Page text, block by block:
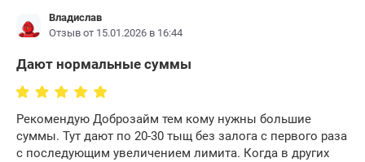
Владислав
Отзыв от 15.01.2026 в 16:44
Дают нормальные суммы
Рекомендую Доброзайм тем кому нужны большие
суммы. Тут дают по 20-30 тыщ без залога с первого раза
с последующим увеличением лимита. Когда в других